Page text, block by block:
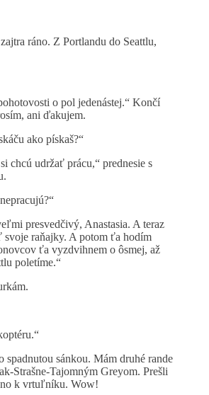
ráno. Z Portlandu do Seattlu,
o pol jedenástej.“ Končí
ani ďakujem.
ako pískaš?“
chcú udržať prácu,“ prednesie s
presvedčivý, Anastasia. A teraz
svoje raňajky. A potom ťa hodím
ťa vyzdvihnem o ôsmej, až
poletíme.“
spadnutou sánkou. Mám druhé rande
Strašne-Tajomným Greyom. Prešli
k vrtuľníku. Wow!